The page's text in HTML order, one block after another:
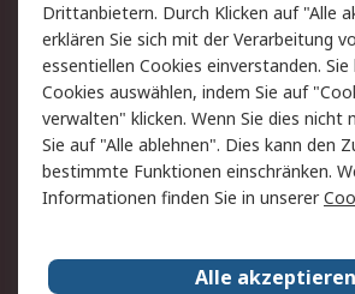
Rechtliches
AGB
Cookie-Richtlinie
Copyright/Impressum
Über RS
Karriere bei RS
Drittanbietern. Durch Klicken auf "Alle
erklären Sie sich mit der Verarbeitung
essentiellen Cookies einverstanden.
Cookies auswählen, indem Sie auf
verwalten" klicken. Wenn Sie dies nicht
Sie auf "Alle ablehnen". Dies kann den
bestimmte Funktionen einschränken.
Informationen finden Sie in unserer
Alle akzeptieren